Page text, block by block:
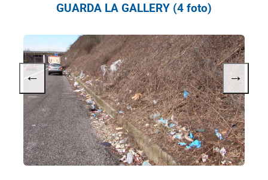
GUARDA LA GALLERY (4 foto)
← →